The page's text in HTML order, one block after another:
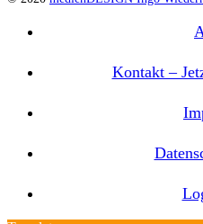
Kontakt –